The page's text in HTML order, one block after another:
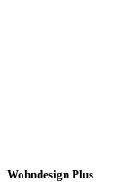
Wohndesign Plus